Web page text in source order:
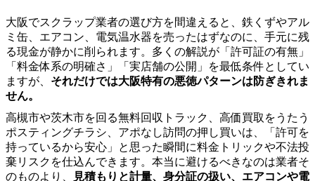
大阪でスクラップ業者の選び方を間違えると、鉄くずやアル
ミ缶、エアコン、電気温水器を売ったはずなのに、手元に残
る現金が静かに削られます。多くの解説が「許可証の有無」
「料金体系の明確さ」「実店舗の公開」を最低条件としてい
ますが、 それだけでは大阪特有の悪徳パターンは防ぎきれま
せん。
高槻市や茨木市を回る無料回収トラック、高価買取をうたう
ポスティングチラシ、アポなし訪問の押し買いは、「許可を
持っているから安心」と思った瞬間に料金トリックや不法投
棄リスクを仕込んできます。本当に避けるべきなのは業者そ
のものより、
見積もりと計量、身分証の扱い、エアコンや電